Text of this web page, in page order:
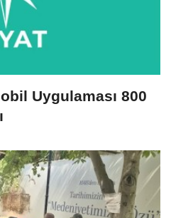
Uygulaması 800